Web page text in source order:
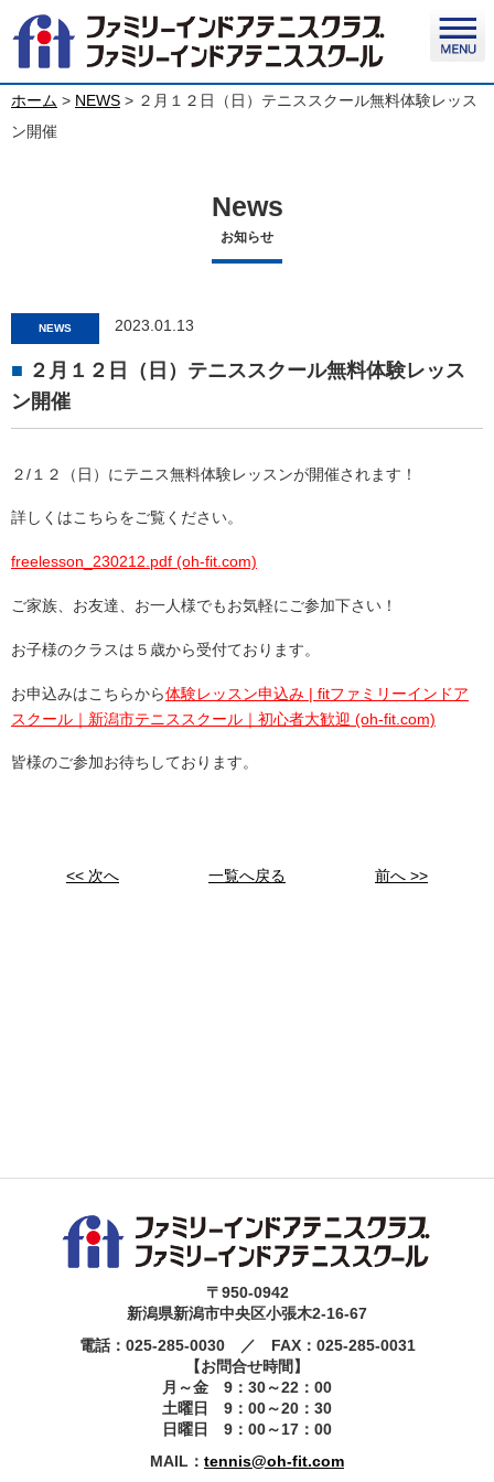
ホーム > NEWS > ２月１２日（日）テニススクール無料体験レッス
ン開催
News
お知らせ
NEWS 2023.01.13
２月１２日（日）テニススクール無料体験レッス
ン開催
２/１２（日）にテニス無料体験レッスンが開催されます！
詳しくはこちらをご覧ください。
freelesson_230212.pdf (oh-fit.com)
ご家族、お友達、お一人様でもお気軽にご参加下さい！
お子様のクラスは５歳から受付ております。
お申込みはこちらから体験レッスン申込み | fitファミリーインドア
スクール｜新潟市テニススクール｜初心者大歓迎 (oh-fit.com)
皆様のご参加お待ちしております。
<< 次へ 一覧へ戻る 前へ >>
〒950-0942
新潟県新潟市中央区小張木2-16-67
電話：025-285-0030 ／ FAX：025-285-0031
【お問合せ時間】
月～金 9：30～22：00
土曜日 9：00～20：30
日曜日 9：00～17：00
MAIL： tennis@oh-fit.com